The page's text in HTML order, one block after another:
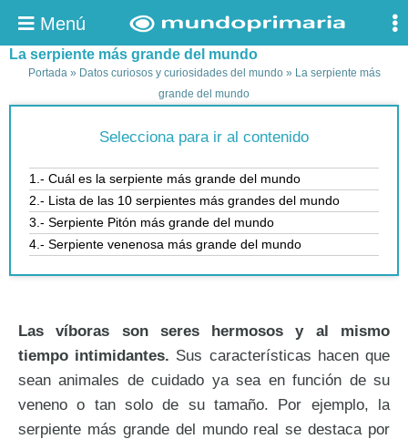
Menú
La serpiente más grande del mundo
Portada» Datos curiosos y curiosidades del mundo» La serpiente más
grande del mundo
Selecciona para ir al contenido
1.- Cuál es la serpiente más grande del mundo
2.- Lista de las 10 serpientes más grandes del mundo
3.- Serpiente Pitón más grande del mundo
4.- Serpiente venenosa más grande del mundo
Las víboras son seres hermosos y al mismo
tiempo intimidantes. Sus características hacen que
sean animales de cuidado ya sea en función de su
veneno o tan solo de su tamaño. Por ejemplo, la
serpiente más grande del mundo real se destaca por